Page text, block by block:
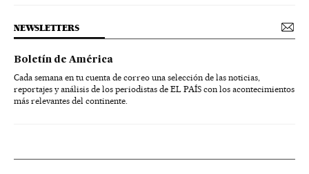
NEWSLETTERS
Boletín de América
Cada semana en tu cuenta de correo una selección de las noticias,
reportajes y análisis de los periodistas de EL PAÍS con los acontecimientos
más relevantes del continente.